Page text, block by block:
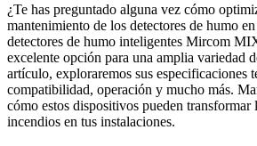
¿Te has preguntado alguna vez cómo
mantenimiento de los detectores de humo
detectores de humo inteligentes Mircom
excelente opción para una amplia variedad
artículo, exploraremos sus especificaciones
compatibilidad, operación y mucho más.
cómo estos dispositivos pueden transformar
incendios en tus instalaciones.